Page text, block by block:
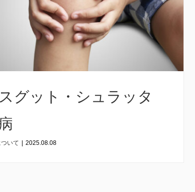
グット・シュラッタ
いて | 2025.08.08